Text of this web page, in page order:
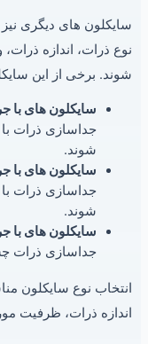
سایکلون های دیگری
نوع ذرات، اندازه
شوند. برخی از این
سایکلون های با
جداسازی ذرات
شوند.
سایکلون های با
جداسازی ذرات
شوند.
سایکلون های
جداسازی ذرات
انتخاب نوع سایکلون
اندازه ذرات، ظرفیت